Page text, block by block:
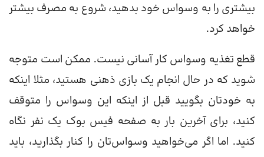
بیشتری را به وسواس خود بدهید، شروع به مصرف بیشتر
خواهد کرد.
قطع تغذیه وسواس کار آسانی نیست. ممکن است متوجه
شوید که در حال انجام یک بازی‌ ذهنی هستید، مثلا اینکه
به خودتان بگویید قبل از اینکه این وسواس را متوقف
کنید، برای آخرین بار به صفحه فیس بوک یک نفر نگاه
کنید. اما اگر می‌خواهید وسواس‌تان را کنار بگذارید، باید